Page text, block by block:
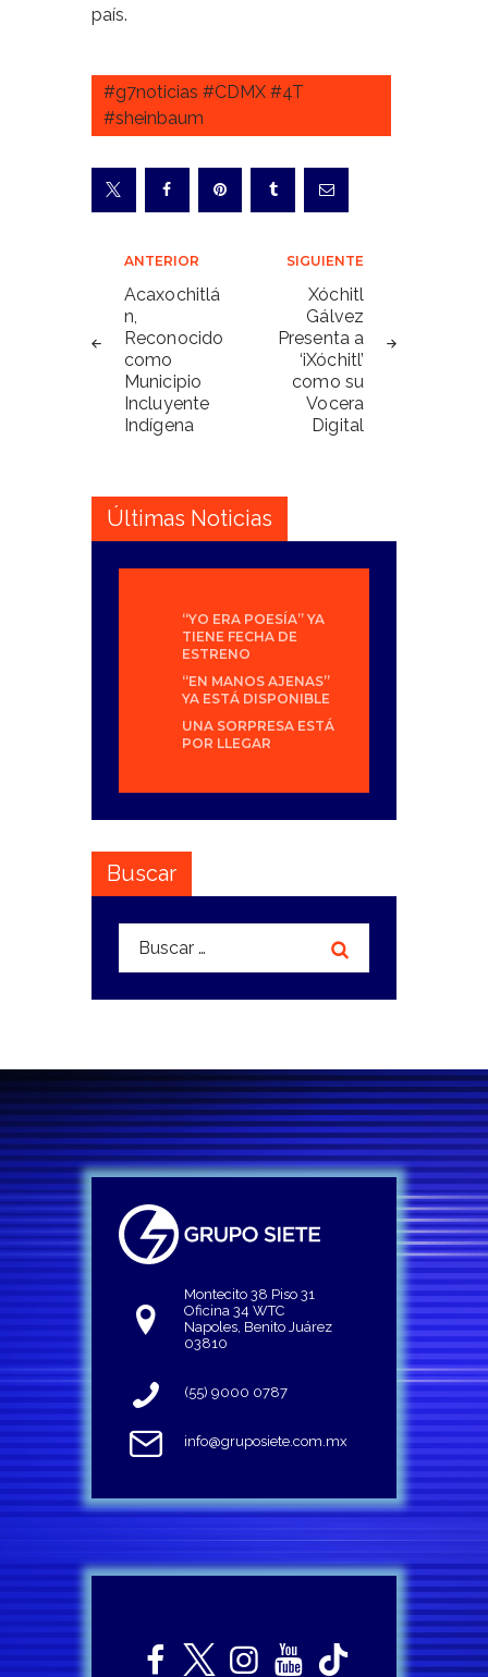
país.
#g7noticias #CDMX #4T
#sheinbaum
Navegación
de
entradas
ANTERIOR
Acaxochitlá
n,
Reconocido
como
Municipio
Incluyente
Indígena
SIGUIENTE
Xóchitl
Gálvez
Presenta a
‘iXóchitl’
como su
Vocera
Digital
Últimas Noticias
“YO ERA POESÍA” YA
TIENE FECHA DE
ESTRENO
“EN MANOS AJENAS”
YA ESTÁ DISPONIBLE
UNA SORPRESA ESTÁ
POR LLEGAR
Buscar
Buscar:
Montecito 38 Piso 31
Oficina 34 WTC
Napoles, Benito Juárez
03810
(55) 9000 0787
info@gruposiete.com.mx